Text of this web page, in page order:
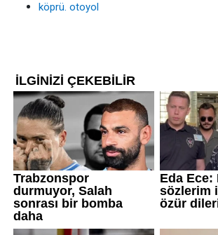
köprü. otoyol